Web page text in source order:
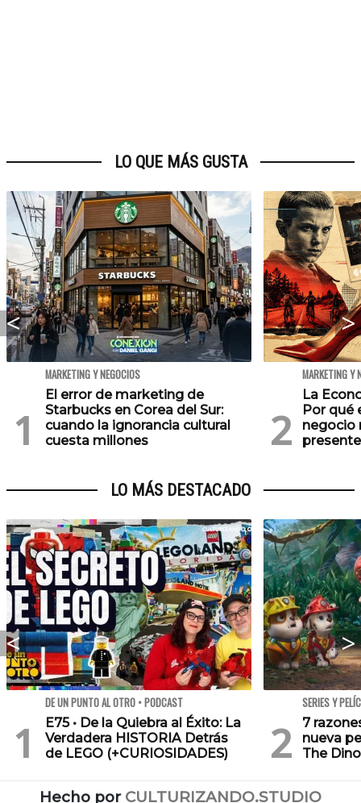
LO QUE MÁS GUSTA
MARKETING Y NEGOCIOS
El error de marketing de
Starbucks en Corea del Sur:
cuando la ignorancia cultural
cuesta millones
MARKETING Y
La
Por qué
negocio
presente
LO MÁS DESTACADO
DE UN PUNTO AL OTRO • PODCAST
E75 • De la Quiebra al Éxito: La
Verdadera HISTORIA Detrás
de LEGO (+CURIOSIDADES)
SERIES Y
7
nueva
The
Hecho por CULTURIZANDO.STUDIO